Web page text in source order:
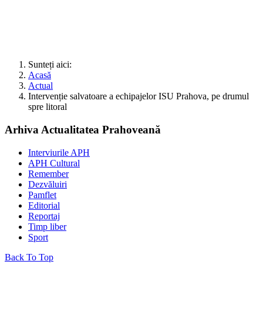
Sunteți aici:
Acasă
Actual
Intervenție salvatoare a echipajelor ISU Prahova, pe drumul
spre litoral
Arhiva Actualitatea Prahoveană
Interviurile APH
APH Cultural
Remember
Dezvăluiri
Pamflet
Editorial
Reportaj
Timp liber
Sport
Back To Top